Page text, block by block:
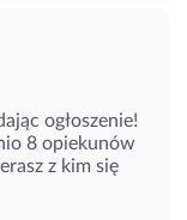
ogłoszenie!
8 opiekunów
z kim się